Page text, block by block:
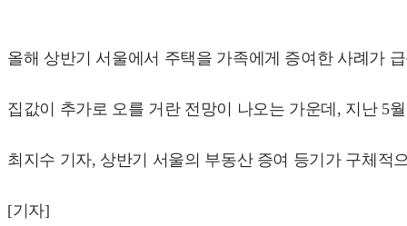
올해 상반기 서울에서 주택을 가족에게 증여한 사례가
집값이 추가로 오를 거란 전망이 나오는 가운데, 지난 5
최지수 기자, 상반기 서울의 부동산 증여 등기가 구체적
[기자]